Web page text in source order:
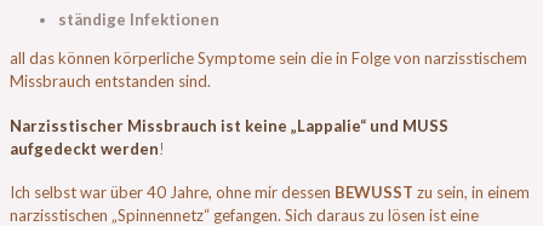
ständige Infektionen
all das können körperliche Symptome sein die in Folge von narzisstischem
Missbrauch entstanden sind.
Narzisstischer Missbrauch ist keine „Lappalie“ und MUSS
aufgedeckt werden!
Ich selbst war über 40 Jahre, ohne mir dessen BEWUSST zu sein, in einem
narzisstischen „Spinnennetz“ gefangen. Sich daraus zu lösen ist eine